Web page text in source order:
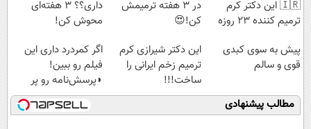
🇮🇷 این دکتر کرم
ترمیم کننده 23 روزه
در 3 هفته ترمیمش
کن!😍
داری؟؟ 3 هفته‌ای
محوش کن!
پیش به سوی کبدی
قوی و سالم
این دکتر شیرازی کرم
ترمیم زخم ایرانی را
ساخت!!!
اگر کمردرد داری این
فیلم رو ببین!
◗پرسش‌نامه رو پر
کن◖
مطالب پیشنهادی